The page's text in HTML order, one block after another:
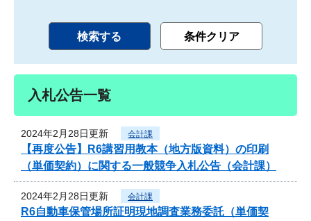
入札公告一覧
2024年2月28日更新 会計課
【再度公告】R6講習用教本（地方版資料）の印刷
（単価契約）に関する一般競争入札公告（会計課）
2024年2月28日更新 会計課
R6自動車保管場所証明現地調査業務委託（単価契